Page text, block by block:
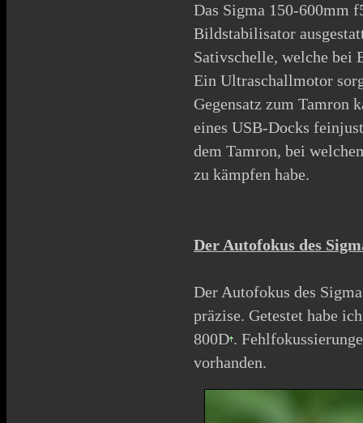
Das Sigma 150-600mm
Bildstabilisator
Sativschelle, welche bei
Ein Ultraschallmotor
Gegensatz zum Tamron
eines USB-Docks
dem Tamron, bei
zu kämpfen habe.
Der Autofokus des
Der Autofokus des
präzise. Getestet habe
800D .
vorhanden.